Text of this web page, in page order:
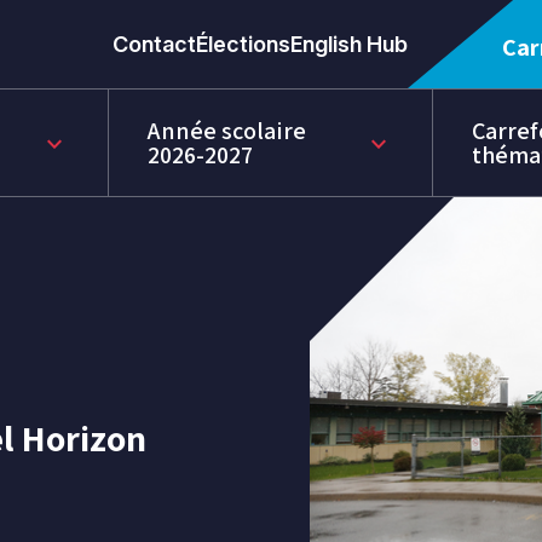
ContactÉlectionsEnglish Hub
keyboard_arrow_down Année scolaire
2026-2027 keyboard_arrow_down
Horizon